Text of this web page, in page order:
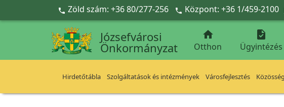
Ugrás a fő tartalomra
 Zöld szám: +36 80/277-256  Központ: +36 1/459-2100
Józsefvárosi
Önkormányzat

Otthon

Ügyintézés
Hirdetőtábla Szolgáltatások és intézmények Városfejlesztés Közösség